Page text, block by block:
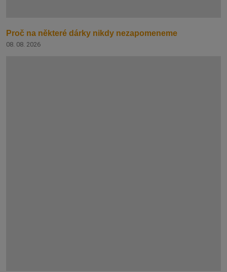
Proč na některé dárky nikdy nezapomeneme
08. 08. 2026